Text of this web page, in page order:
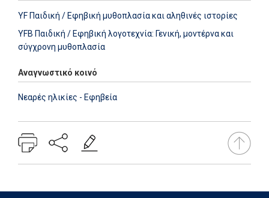
YF Παιδική / Εφηβική μυθοπλασία και αληθινές ιστορίες
YFB Παιδική / Εφηβική λογοτεχνία: Γενική, μοντέρνα και
σύγχρονη μυθοπλασία
Αναγνωστικό κοινό
Νεαρές ηλικίες - Εφηβεία